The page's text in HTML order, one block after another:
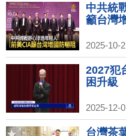
中共統
籲台灣
2025-10-
2027犯
困升級
2025-12-
台灣茶